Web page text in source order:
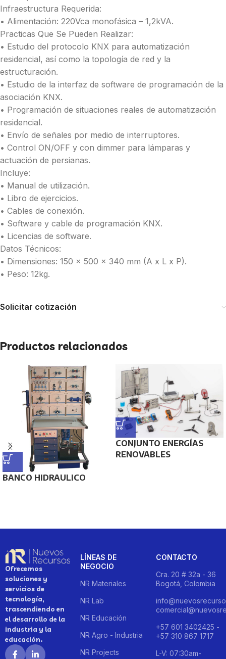
Infraestructura Requerida:
• Alimentación: 220Vca monofásica – 1,2kVA.
Practicas Que Se Pueden Realizar:
• Estudio del protocolo KNX para automatización
residencial, así como la topología de red y la
estructuración.
• Estudio de la interfaz de software de programación de la
asociación KNX.
• Programación de situaciones reales de automatización
residencial.
• Envío de señales por medio de interruptores.
• Control ON/OFF y con dimmer para lámparas y
actuación de persianas.
Incluye:
• Manual de utilización.
• Libro de ejercicios.
• Cables de conexión.
• Software y cable de programación KNX.
• Licencias de software.
Datos Técnicos:
• Dimensiones: 150 x 500 x 340 mm (A x L x P).
• Peso: 12kg.
Solicitar cotización
Productos relacionados
BANCO HIDRAULICO
CONJUNTO ENERGÍAS
RENOVABLES
Ofrecemos
soluciones y
servicios de
tecnología,
trascendiendo en
el desarrollo de la
industria y la
educación.
LÍNEAS DE
NEGOCIO
NR Materiales
NR Lab
NR Educación
NR Agro - Industria
NR Projects
CONTACTO
Cra. 20 # 32a - 36
Bogotá, Colombia
+57 601 3402425 -
+57 310 867 1717
L-V: 07:30am-